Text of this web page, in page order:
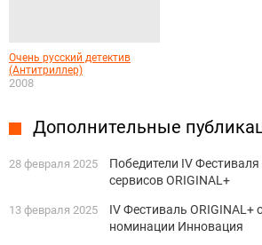
Очень русский детектив
(Антитриллер)
2008
Дополнительные
28 февраля 2025
Победители IV
сервисов ORIGINAL+
13 февраля 2025
IV Фестиваль ORIGINAL+
номинации Инновация